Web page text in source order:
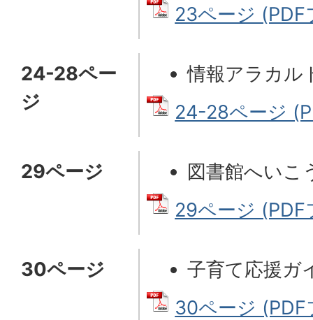
23ページ
24-28ペー
ジ
情報アラカル
24-28ページ
29ページ
図書館へいこ
29ページ
30ページ
子育て応援ガ
30ページ